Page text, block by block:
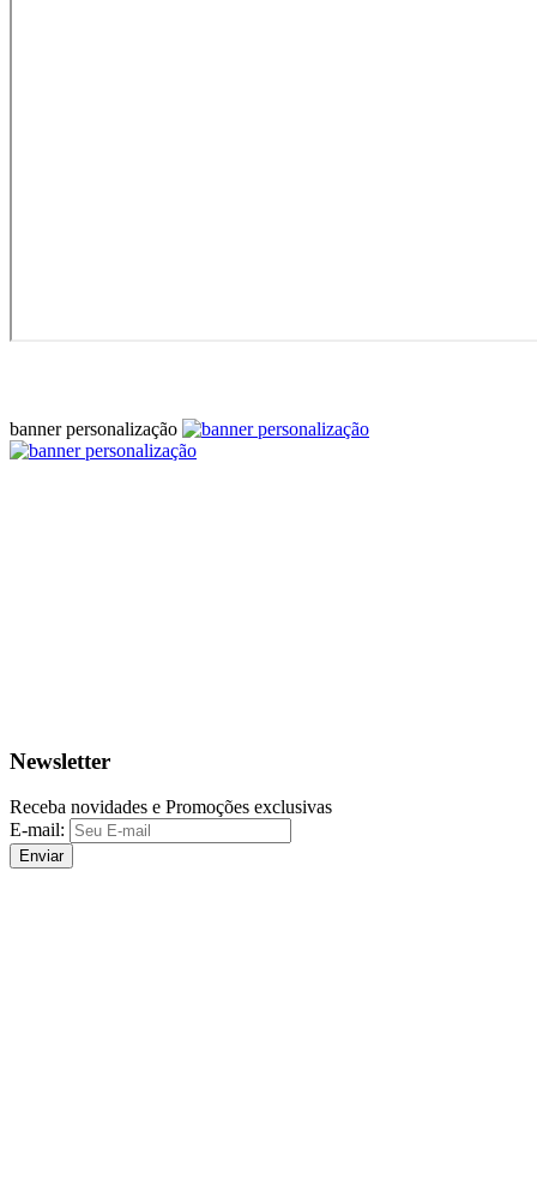
banner personalização
Newsletter
Receba novidades e Promoções exclusivas
E-mail:
Enviar